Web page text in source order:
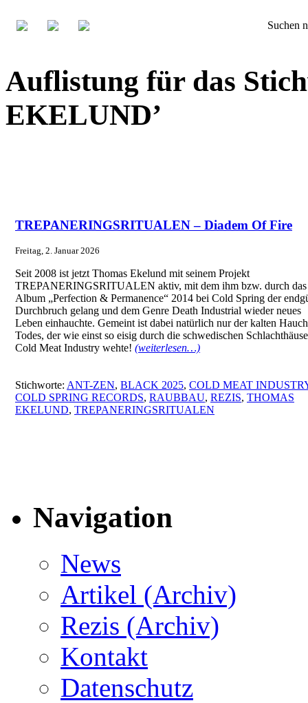
Suchen
Auflistung für das
EKELUND’
TREPANERINGSRITUALEN – Diadem Of Fire
Freitag, 2. Januar 2026
Seit 2008 ist jetzt Thomas Ekelund mit seinem Projekt
TREPANERINGSRITUALEN aktiv, mit dem ihm bzw. durch das
Album „Perfection & Permanence“ 2014 bei Cold Spring der
Durchbruch gelang und dem Genre Death Industrial wieder neues
Leben einhauchte. Gemeint ist dabei natürlich nur der kalten
Todes, der wie einst so eisig durch die schwedischen
Cold Meat Industry wehte! (weiterlesen…)
Stichworte: ANT-ZEN, BLACK 2025, COLD MEAT
COLD SPRING RECORDS, RAUBBAU, REZIS, THOMAS
EKELUND, TREPANERINGSRITUALEN
Navigation
News
Artikel (Archiv)
Rezis (Archiv)
Kontakt
Datenschutz